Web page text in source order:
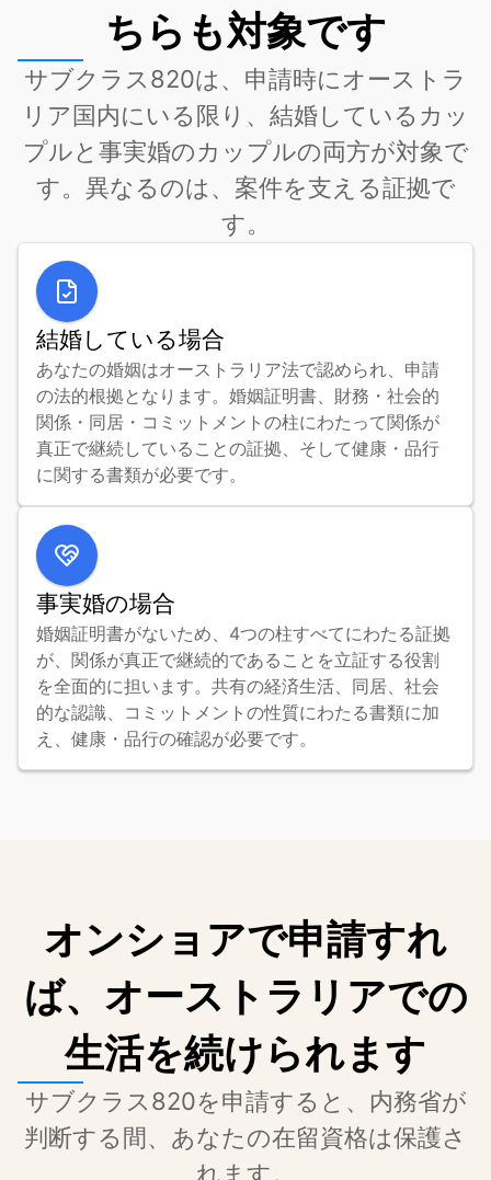
ちらも対象です
サブクラス820は、申請時にオーストラ
リア国内にいる限り、結婚しているカッ
プルと事実婚のカップルの両方が対象で
す。異なるのは、案件を支える証拠で
す。
結婚している場合
あなたの婚姻はオーストラリア法で認められ、申請
の法的根拠となります。婚姻証明書、財務・社会的
関係・同居・コミットメントの柱にわたって関係が
真正で継続していることの証拠、そして健康・品行
に関する書類が必要です。
事実婚の場合
婚姻証明書がないため、4つの柱すべてにわたる証拠
が、関係が真正で継続的であることを立証する役割
を全面的に担います。共有の経済生活、同居、社会
的な認識、コミットメントの性質にわたる書類に加
え、健康・品行の確認が必要です。
オンショアで申請すれ
ば、オーストラリアでの
生活を続けられます
サブクラス820を申請すると、内務省が
判断する間、あなたの在留資格は保護さ
れます。